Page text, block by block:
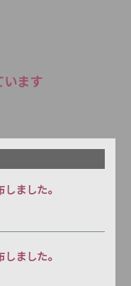
います
ました。
ました。